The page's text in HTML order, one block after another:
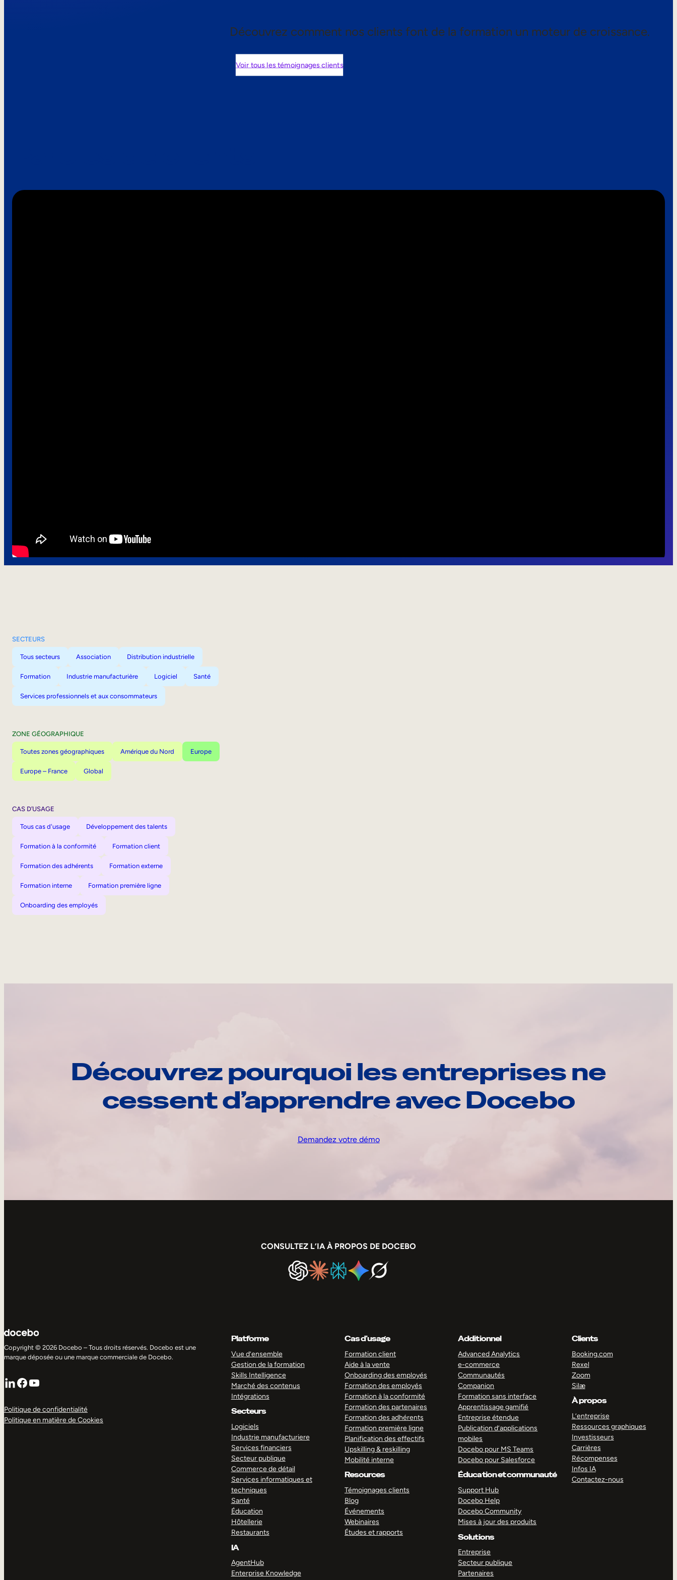
Découvrez comment nos clients font de la formation un moteur de croissance.
Voir tous les témoignages clients
SECTEURS
Tous secteurs Association Distribution industrielle
Formation Industrie manufacturière Logiciel Santé
Services professionnels et aux consommateurs
ZONE GÉOGRAPHIQUE
Toutes zones géographiques Amérique du Nord Europe
Europe – France Global
CAS D’USAGE
Tous cas d'usage Développement des talents
Formation à la conformité Formation client
Formation des adhérents Formation externe
Formation interne Formation première ligne
Onboarding des employés
Découvrez pourquoi les entreprises ne
cessent d’apprendre avec Docebo
Demandez votre démo
CONSULTEZ L’IA À PROPOS DE DOCEBO
Copyright © 2026 Docebo – Tous droits réservés. Docebo est une
marque déposée ou une marque commerciale de Docebo.
LinkedIn
Facebook
YouTube
Politique de confidentialité
Politique en matière de Cookies
Platforme
Vue d’ensemble
Gestion de la formation
Skills Intelligence
Marché des contenus
Intégrations
Secteurs
Logiciels
Industrie manufacturiere
Services financiers
Secteur publique
Commerce de détail
Services informatiques et
techniques
Santé
Éducation
Hôtellerie
Restaurants
IA
AgentHub
Enterprise Knowledge
Cas d’usage
Formation client
Aide à la vente
Onboarding des employés
Formation des employés
Formation à la conformité
Formation des partenaires
Formation des adhérents
Formation première ligne
Planification des effectifs
Upskilling & reskilling
Mobilité interne
Resources
Témoignages clients
Blog
Événements
Webinaires
Études et rapports
Additionnel
Advanced Analytics
e-commerce
Communautés
Companion
Formation sans interface
Apprentissage gamifié
Entreprise étendue
Publication d’applications
mobiles
Docebo pour MS Teams
Docebo pour Salesforce
Éducation et communauté
Support Hub
Docebo Help
Docebo Community
Mises à jour des produits
Solutions
Entreprise
Secteur publique
Partenaires
Clients
Booking.com
Rexel
Zoom
Silæ
À propos
L’entreprise
Ressources graphiques
Investisseurs
Carrières
Récompenses
Infos IA
Contactez-nous